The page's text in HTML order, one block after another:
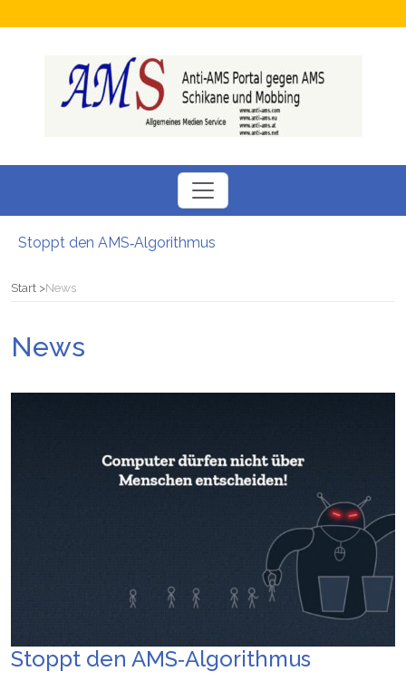
Neuer SÖBSA inservice Feldbach
Stoppt den AMS‑Algorithmus
Start News
News
Stoppt den AMS‑Algorithmus